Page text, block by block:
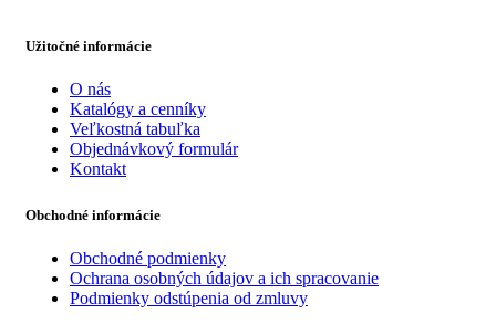
Užitočné informácie
O nás
Katalógy a cenníky
Veľkostná tabuľka
Objednávkový formulár
Kontakt
Obchodné informácie
Obchodné podmienky
Ochrana osobných údajov a ich spracovanie
Podmienky odstúpenia od zmluvy